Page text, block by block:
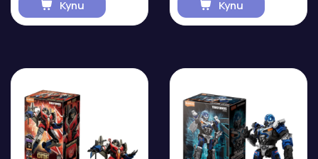
Купи Купи